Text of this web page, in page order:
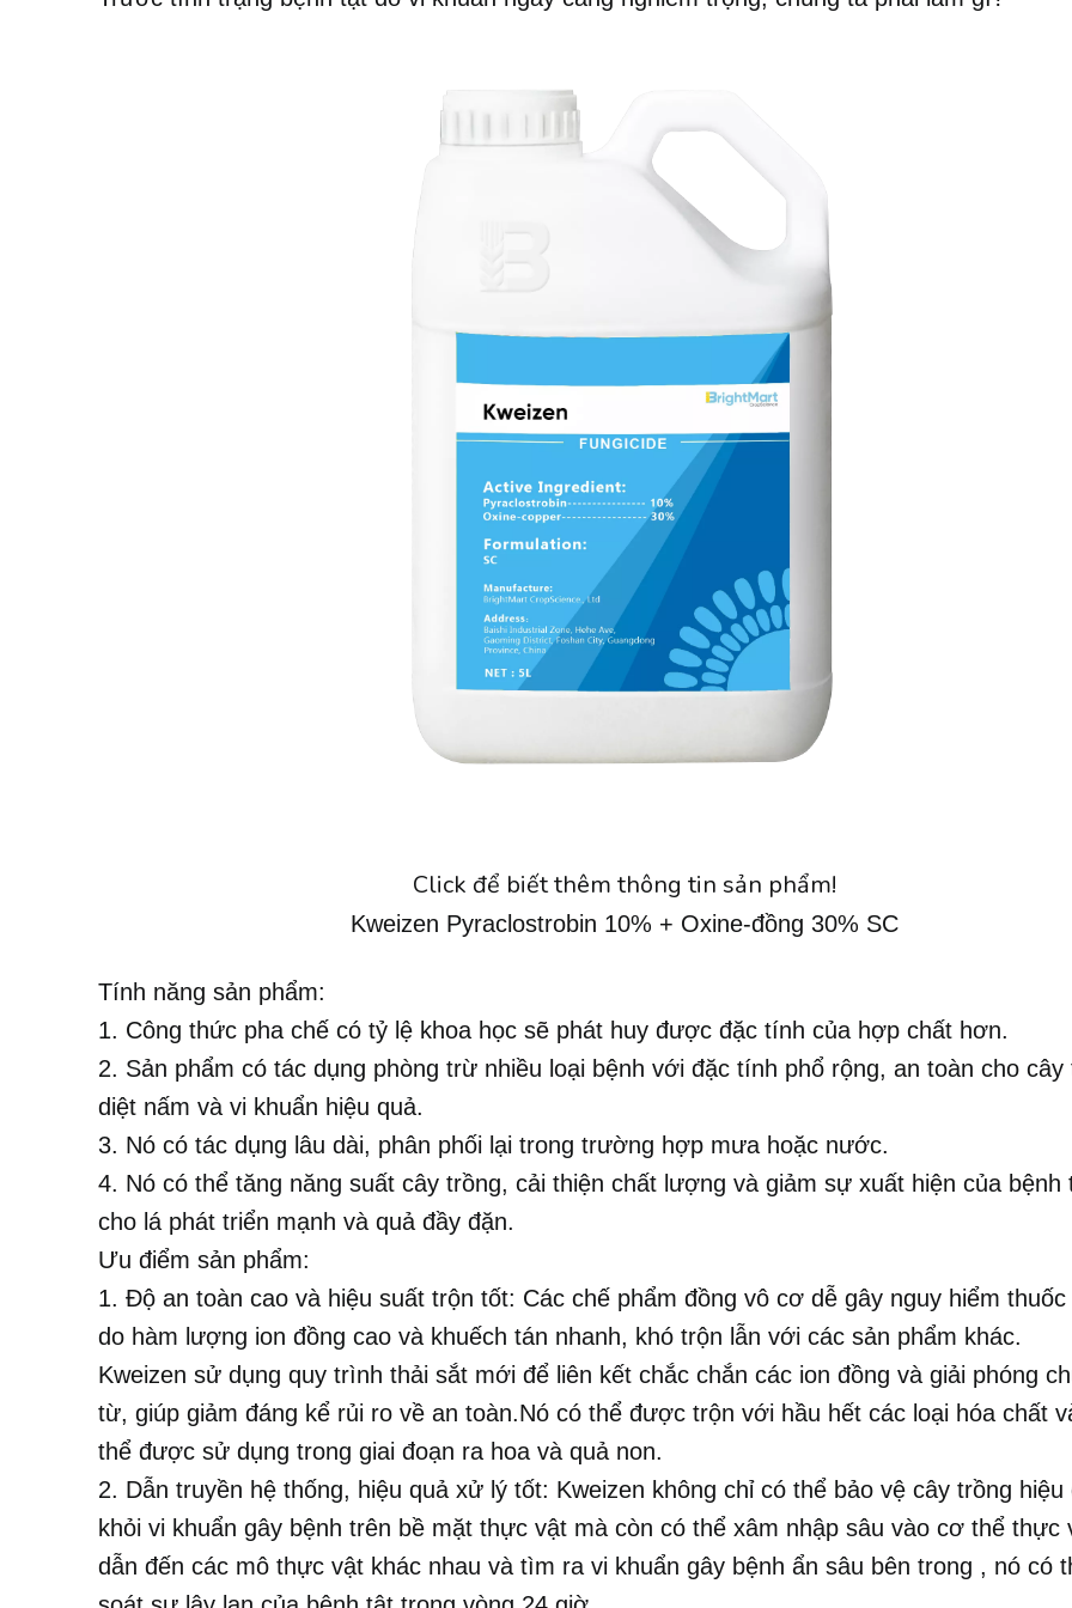
Click để biết thêm thông tin sản phẩm!
Kweizen Pyraclostrobin 10% + Oxine-đồng 30% SC
Tính năng sản phẩm:
1. Công thức pha chế có tỷ lệ khoa học sẽ phát huy được đặc tính của hợp chất hơn.
2. Sản phẩm có tác dụng phòng trừ nhiều loại bệnh với đặc tính phổ rộng, an toàn cho cây
diệt nấm và vi khuẩn hiệu quả.
3. Nó có tác dụng lâu dài, phân phối lại trong trường hợp mưa hoặc nước.
4. Nó có thể tăng năng suất cây trồng, cải thiện chất lượng và giảm sự xuất hiện của bệnh
cho lá phát triển mạnh và quả đầy đặn.
Ưu điểm sản phẩm:
1. Độ an toàn cao và hiệu suất trộn tốt: Các chế phẩm đồng vô cơ dễ gây nguy hiểm
do hàm lượng ion đồng cao và khuếch tán nhanh, khó trộn lẫn với các sản phẩm khác.
Kweizen sử dụng quy trình thải sắt mới để liên kết chắc chắn các ion đồng và giải phóng
từ, giúp giảm đáng kể rủi ro về an toàn.Nó có thể được trộn với hầu hết các loại hóa chất
thể được sử dụng trong giai đoạn ra hoa và quả non.
2. Dẫn truyền hệ thống, hiệu quả xử lý tốt: Kweizen không chỉ có thể bảo vệ cây trồng hiệu
khỏi vi khuẩn gây bệnh trên bề mặt thực vật mà còn có thể xâm nhập sâu vào cơ thể thực
dẫn đến các mô thực vật khác nhau và tìm ra vi khuẩn gây bệnh ẩn sâu bên trong , nó có